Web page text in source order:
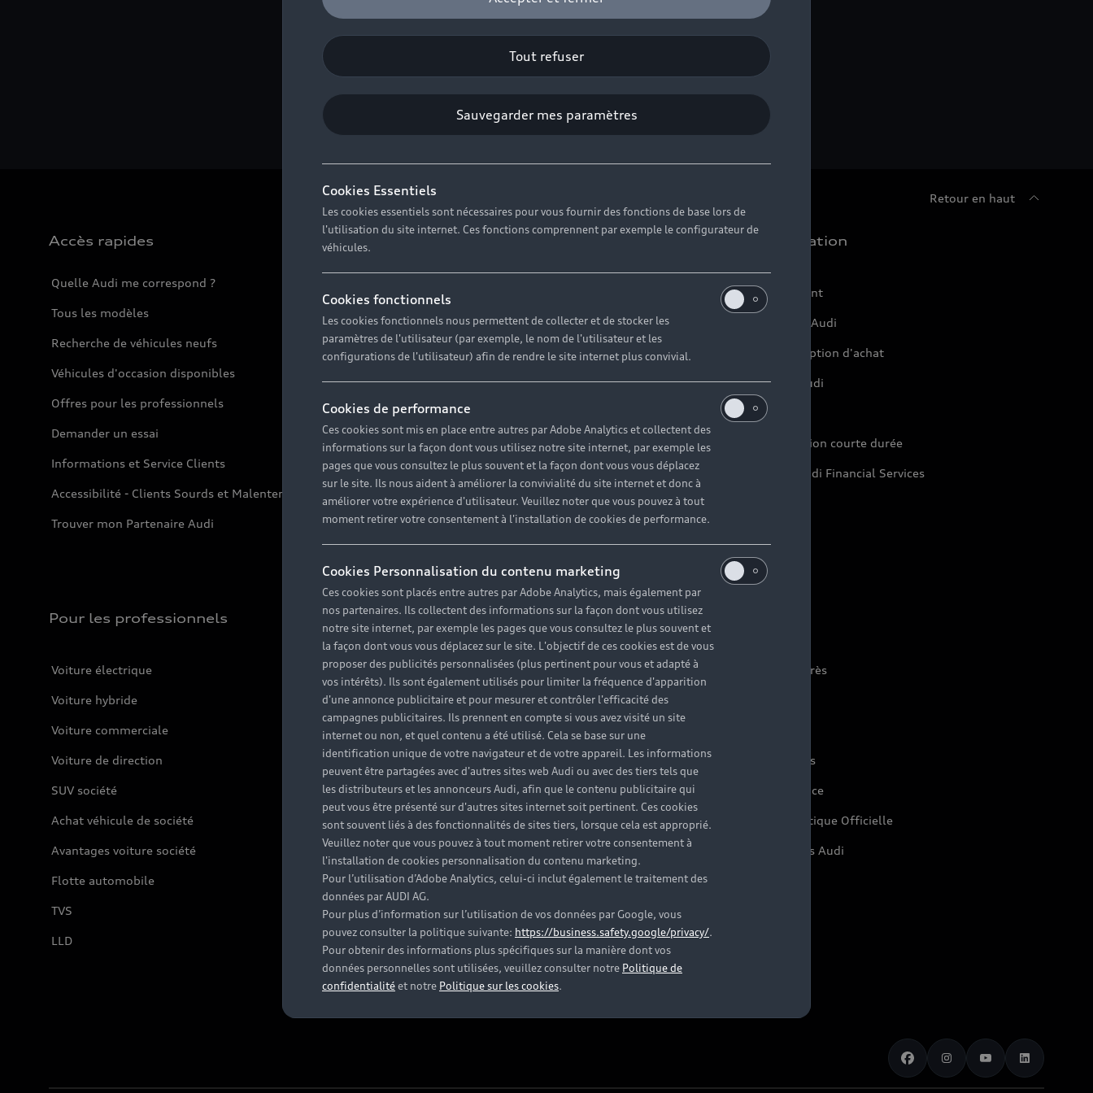
©2026AUDI AG. All rights reserved.
Retour en haut
Accès rapides
Quelle Audi me correspond ?
Tous les modèles
Recherche de véhicules neufs
Véhicules d'occasion disponibles
Offres pour les professionnels
Demander un essai
Informations et Service Clients
Accessibilité - Clients Sourds et Malentendants
Trouver mon Partenaire Audi
Électrique
Hybride rechargeable
Citadine
Compacte
Berline
Avant
SUV électrique
SUV hybride
SUV compact
Achat et location
Offres du moment
Configurer mon Audi
Réservation et option d'achat
Financer mon Audi
Garanties Audi
Audi rent : location courte durée
Espace Client Audi Financial Services
Pour les professionnels
Voiture électrique
Voiture hybride
Voiture commerciale
Voiture de direction
SUV société
Achat véhicule de société
Avantages voiture société
Flotte automobile
TVS
LLD
Votre Audi
Entretenir et réparer mon Audi
Offres Après-Vente
Accessoires et équipements
Espace personnel myAudi
Audi connect
Informations client
Functions on Demand
Action de Service EA 189
Audi Assistance
Campagne de rappel Airbag Takata
Mise à jour logiciel
Histoire du progrès
Nos technologies
myAudi experience
Audi Shop : Boutique Officielle
Espace actualités Audi
Tout refuser
Sauvegarder mes paramètres
Cookies Essentiels
Les cookies essentiels sont nécessaires pour vous fournir des fonctions de base lors de
l'utilisation du site internet. Ces fonctions comprennent par exemple le configurateur de
véhicules.
Cookies fonctionnels
Les cookies fonctionnels nous permettent de collecter et de stocker les
paramètres de l'utilisateur (par exemple, le nom de l'utilisateur et les
configurations de l'utilisateur) afin de rendre le site internet plus convivial.
Cookies de performance
Ces cookies sont mis en place entre autres par Adobe Analytics et collectent des
informations sur la façon dont vous utilisez notre site internet, par exemple les
pages que vous consultez le plus souvent et la façon dont vous vous déplacez
sur le site. Ils nous aident à améliorer la convivialité du site internet et donc à
améliorer votre expérience d'utilisateur. Veuillez noter que vous pouvez à tout
moment retirer votre consentement à l'installation de cookies de performance.
Cookies Personnalisation du contenu marketing
Ces cookies sont placés entre autres par Adobe Analytics, mais également par
nos partenaires. Ils collectent des informations sur la façon dont vous utilisez
notre site internet, par exemple les pages que vous consultez le plus souvent et
la façon dont vous vous déplacez sur le site. L'objectif de ces cookies est de vous
proposer des publicités personnalisées (plus pertinent pour vous et adapté à
vos intérêts). Ils sont également utilisés pour limiter la fréquence d'apparition
d'une annonce publicitaire et pour mesurer et contrôler l'efficacité des
campagnes publicitaires. Ils prennent en compte si vous avez visité un site
internet ou non, et quel contenu a été utilisé. Cela se base sur une
identification unique de votre navigateur et de votre appareil. Les informations
peuvent être partagées avec d'autres sites web Audi ou avec des tiers tels que
les distributeurs et les annonceurs Audi, afin que le contenu publicitaire qui
peut vous être présenté sur d'autres sites internet soit pertinent. Ces cookies
sont souvent liés à des fonctionnalités de sites tiers, lorsque cela est approprié.
Veuillez noter que vous pouvez à tout moment retirer votre consentement à
l'installation de cookies personnalisation du contenu marketing.
Pour l’utilisation d’Adobe Analytics, celui-ci inclut également le traitement des
données par AUDI AG.
Pour plus d’information sur l’utilisation de vos données par Google, vous
pouvez consulter la politique suivante: https://business.safety.google/privacy/.
Pour obtenir des informations plus spécifiques sur la manière dont vos
données personnelles sont utilisées, veuillez consulter notre Politique de
confidentialitéet notre Politique sur les cookies.